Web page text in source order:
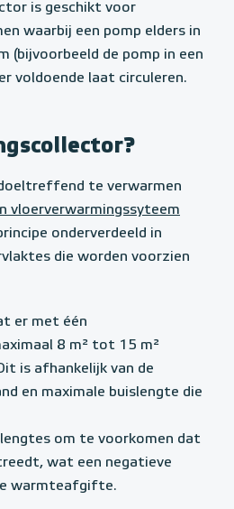
is geschikt voor
waarbij een pomp elders in
(bijvoorbeeld de pomp in een
voldoende laat circuleren.
te verwarmen
vloerverwarmingssyteem
onderverdeeld in
die worden voorzien
er met één
8 m² tot 15 m²
is afhankelijk van de
en maximale buislengte die
om te voorkomen dat
wat een negatieve
warmteafgifte.